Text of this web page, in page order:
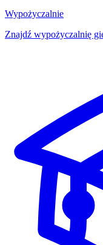
Wypożyczalnie
Znajdź wypożyczalnię